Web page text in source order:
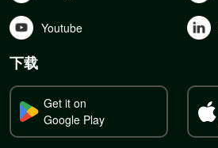
Youtube
下载
Get it on
Google Play